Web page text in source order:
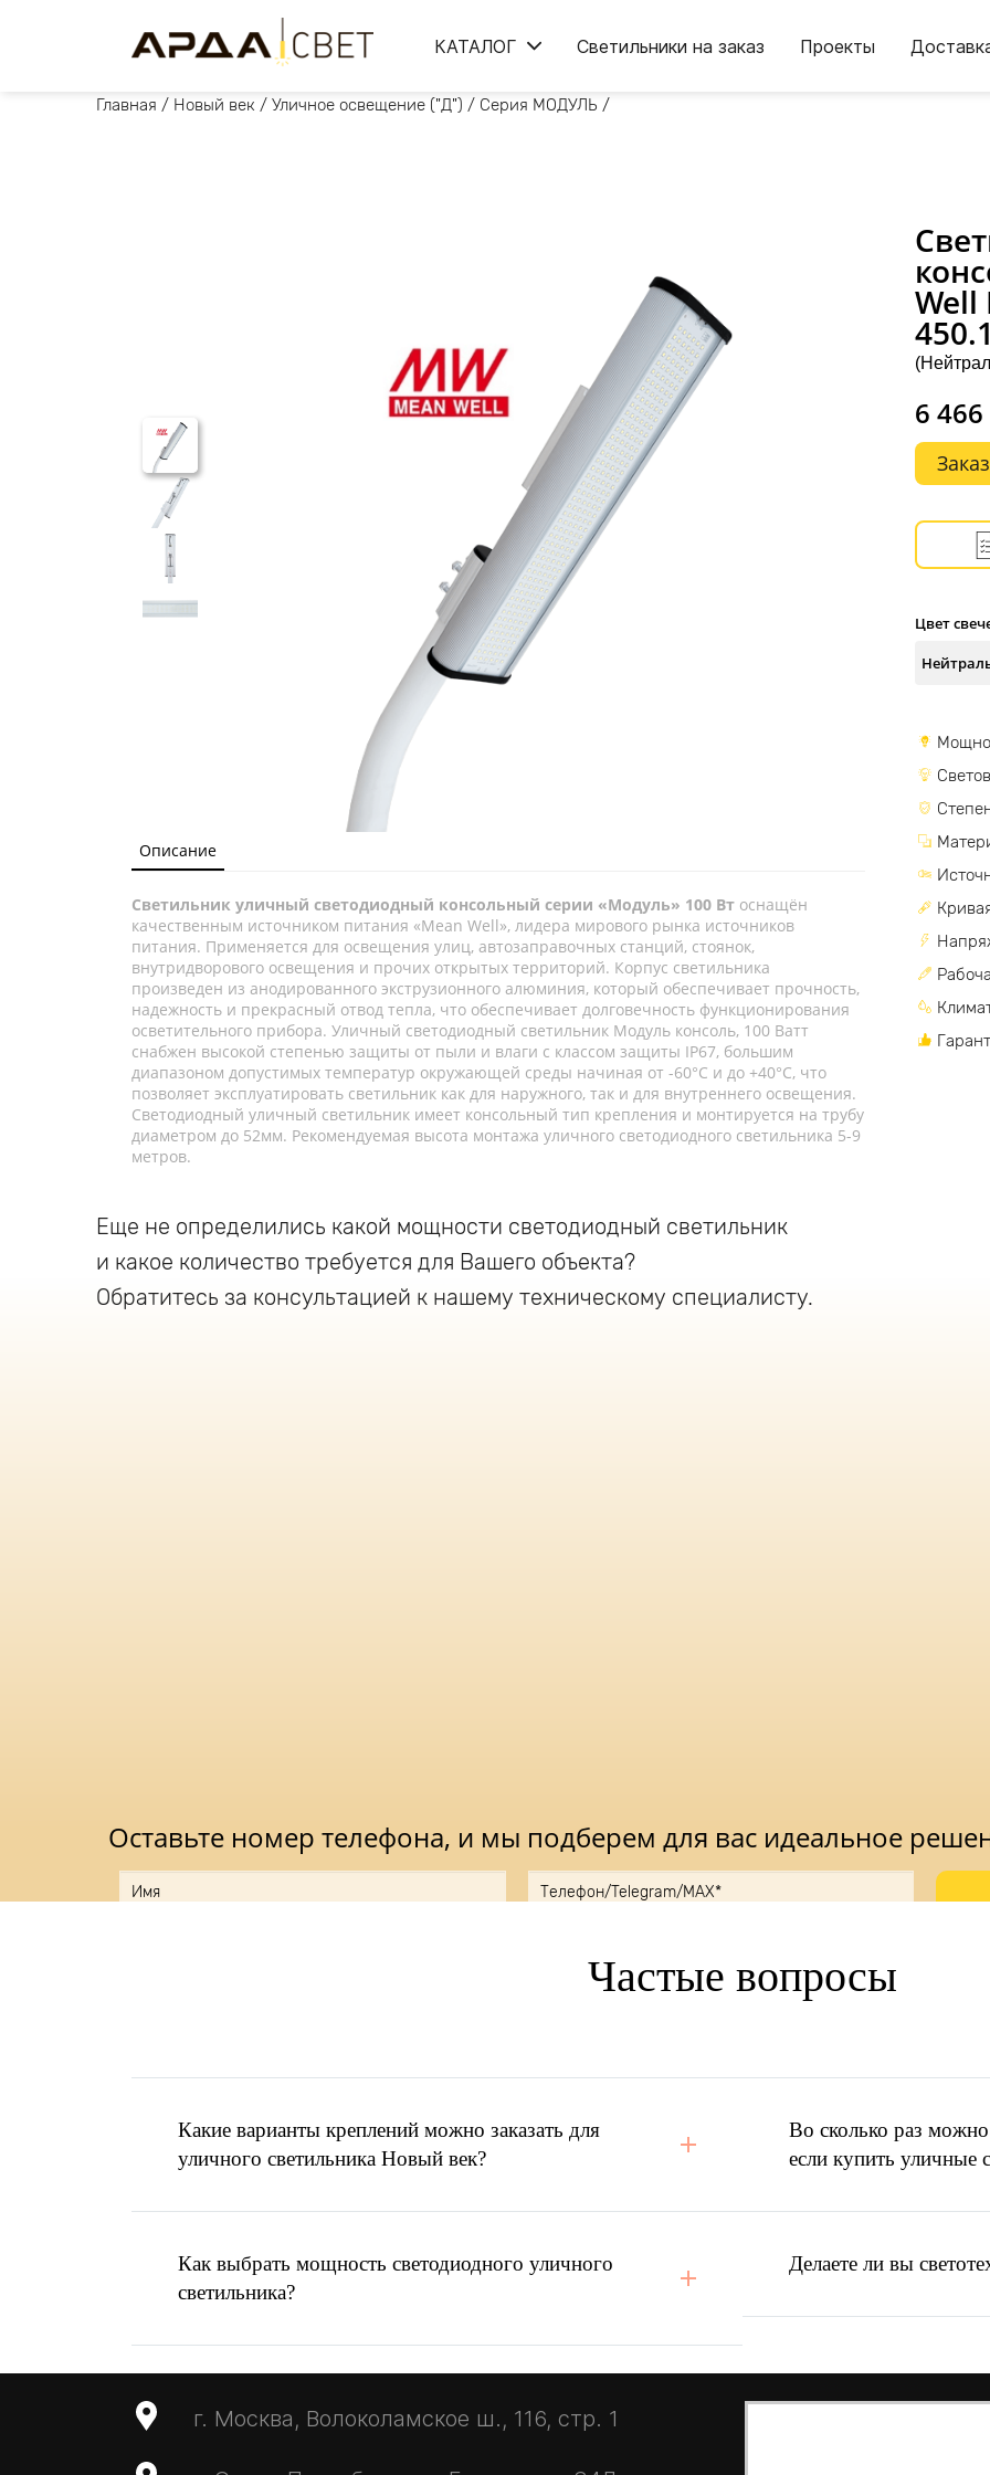
КАТАЛОГ Светильники на заказ Проекты
Главная / Новый век / Уличное освещение ("Д") / Серия МОДУЛЬ /
Well
6
Цвет
Описание
Светильник уличный светодиодный консольный серии «Модуль» 100 Вт оснащён
качественным источником питания «Mean Well», лидера мирового рынка источников
питания. Применяется для освещения улиц, автозаправочных станций, стоянок,
внутридворового освещения и прочих открытых территорий. Корпус светильника
произведен из анодированного экструзионного алюминия, который обеспечивает прочность,
надежность и прекрасный отвод тепла, что обеспечивает долговечность функционирования
осветительного прибора. Уличный светодиодный светильник Модуль консоль, 100 Ватт
снабжен высокой степенью защиты от пыли и влаги с классом защиты IP67, большим
диапазоном допустимых температур окружающей среды начиная от -60°C и до +40°C, что
позволяет эксплуатировать светильник как для наружного, так и для внутреннего освещения.
Светодиодный уличный светильник имеет консольный тип крепления и монтируется на трубу
диаметром до 52мм. Рекомендуемая высота монтажа уличного светодиодного светильника 5-9
метров.
Еще не определились какой мощности светодиодный светильник
и какое количество требуется для Вашего объекта?
Обратитесь за консультацией к нашему техническому специалисту.
Оставьте номер телефона, и мы подберем для вас идеальное
Есть готовое ТЗ или КП конкурента?
Написать запрос
Отправить запрос
Частые вопросы
Какие варианты креплений можно заказать для
уличного светильника Новый век?
Как выбрать мощность светодиодного уличного
светильника?
Во сколько раз можно
если купить уличные
Делаете ли вы
г. Москва, Волоколамское ш., 116, стр. 1